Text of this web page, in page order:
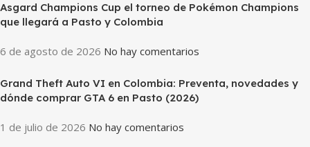
Asgard Champions Cup el torneo de Pokémon Champions
que llegará a Pasto y Colombia
6 de agosto de 2026 No hay comentarios
Grand Theft Auto VI en Colombia: Preventa, novedades y
dónde comprar GTA 6 en Pasto (2026)
1 de julio de 2026 No hay comentarios